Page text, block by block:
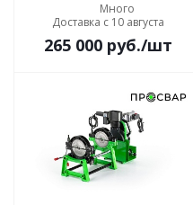
Много
Доставка с 10 августа
265 000руб./шт